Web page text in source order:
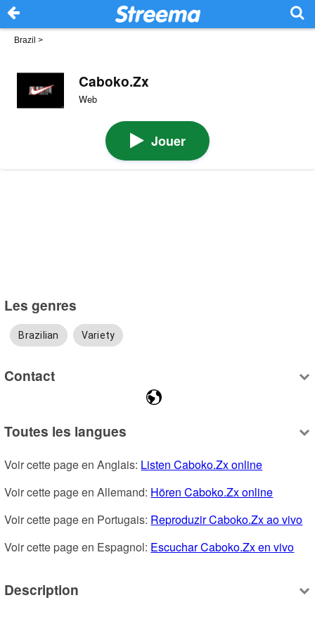
Brazil >
Caboko.Zx
Web
Jouer
Les genres
Brazilian Variety
Contact
Toutes les langues
Voir cette page en Anglais: Listen Caboko.Zx online
Voir cette page en Allemand: Hören Caboko.Zx online
Voir cette page en Portugais: Reproduzir Caboko.Zx ao vivo
Voir cette page en Espagnol: Escuchar Caboko.Zx en vivo
Description